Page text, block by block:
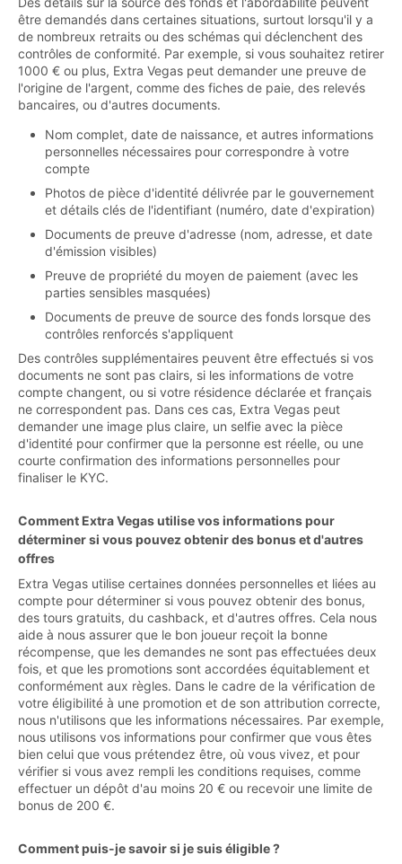
être demandés dans certaines situations, surtout lorsqu'il y a
de nombreux retraits ou des schémas qui déclenchent des
contrôles de conformité. Par exemple, si vous souhaitez retirer
1000 € ou plus, Extra Vegas peut demander une preuve de
l'origine de l'argent, comme des fiches de paie, des relevés
bancaires, ou d'autres documents.
Nom complet, date de naissance, et autres informations
personnelles nécessaires pour correspondre à votre
compte
Photos de pièce d'identité délivrée par le gouvernement
et détails clés de l'identifiant (numéro, date d'expiration)
Documents de preuve d'adresse (nom, adresse, et date
d'émission visibles)
Preuve de propriété du moyen de paiement (avec les
parties sensibles masquées)
Documents de preuve de source des fonds lorsque des
contrôles renforcés s'appliquent
Des contrôles supplémentaires peuvent être effectués si vos
documents ne sont pas clairs, si les informations de votre
compte changent, ou si votre résidence déclarée et français
ne correspondent pas. Dans ces cas, Extra Vegas peut
demander une image plus claire, un selfie avec la pièce
d'identité pour confirmer que la personne est réelle, ou une
courte confirmation des informations personnelles pour
finaliser le KYC.
Comment Extra Vegas utilise vos informations pour
déterminer si vous pouvez obtenir des bonus et d'autres
offres
Extra Vegas utilise certaines données personnelles et liées au
compte pour déterminer si vous pouvez obtenir des bonus,
des tours gratuits, du cashback, et d'autres offres. Cela nous
aide à nous assurer que le bon joueur reçoit la bonne
récompense, que les demandes ne sont pas effectuées deux
fois, et que les promotions sont accordées équitablement et
conformément aux règles. Dans le cadre de la vérification de
votre éligibilité à une promotion et de son attribution correcte,
nous n'utilisons que les informations nécessaires. Par exemple,
nous utilisons vos informations pour confirmer que vous êtes
bien celui que vous prétendez être, où vous vivez, et pour
vérifier si vous avez rempli les conditions requises, comme
effectuer un dépôt d'au moins 20 € ou recevoir une limite de
bonus de 200 €.
Comment puis-je savoir si je suis éligible ?